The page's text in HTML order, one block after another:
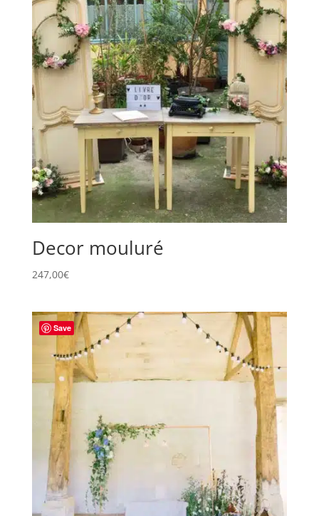
Decor mouluré
247,00€
Save